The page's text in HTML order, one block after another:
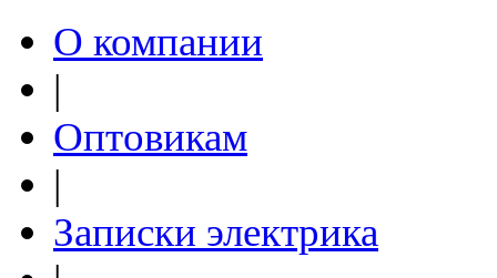
О компании
|
Оптовикам
|
Записки электрика